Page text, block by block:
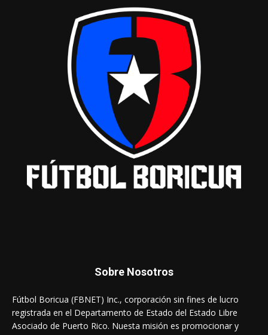
Sobre Nosotros
Fútbol Boricua (FBNET) Inc., corporación sin fines de lucro
registrada en el Departamento de Estado del Estado Libre
Asociado de Puerto Rico. Nuesta misión es promocionar y